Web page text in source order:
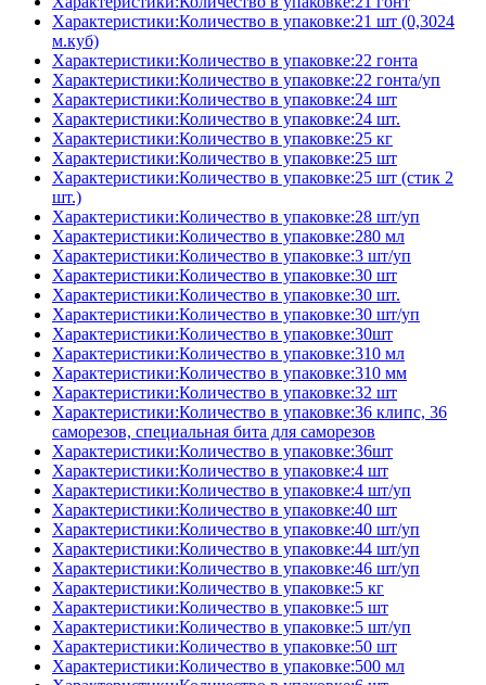
Характеристики:Количество в упаковке:21 шт (0,3024
м.куб)
Характеристики:Количество в упаковке:22 гонта
Характеристики:Количество в упаковке:22 гонта/уп
Характеристики:Количество в упаковке:24 шт
Характеристики:Количество в упаковке:24 шт.
Характеристики:Количество в упаковке:25 кг
Характеристики:Количество в упаковке:25 шт
Характеристики:Количество в упаковке:25 шт (стик 2
шт.)
Характеристики:Количество в упаковке:28 шт/уп
Характеристики:Количество в упаковке:280 мл
Характеристики:Количество в упаковке:3 шт/уп
Характеристики:Количество в упаковке:30 шт
Характеристики:Количество в упаковке:30 шт.
Характеристики:Количество в упаковке:30 шт/уп
Характеристики:Количество в упаковке:30шт
Характеристики:Количество в упаковке:310 мл
Характеристики:Количество в упаковке:310 мм
Характеристики:Количество в упаковке:32 шт
Характеристики:Количество в упаковке:36 клипс, 36
саморезов, специальная бита для саморезов
Характеристики:Количество в упаковке:36шт
Характеристики:Количество в упаковке:4 шт
Характеристики:Количество в упаковке:4 шт/уп
Характеристики:Количество в упаковке:40 шт
Характеристики:Количество в упаковке:40 шт/уп
Характеристики:Количество в упаковке:44 шт/уп
Характеристики:Количество в упаковке:46 шт/уп
Характеристики:Количество в упаковке:5 кг
Характеристики:Количество в упаковке:5 шт
Характеристики:Количество в упаковке:5 шт/уп
Характеристики:Количество в упаковке:50 шт
Характеристики:Количество в упаковке:500 мл